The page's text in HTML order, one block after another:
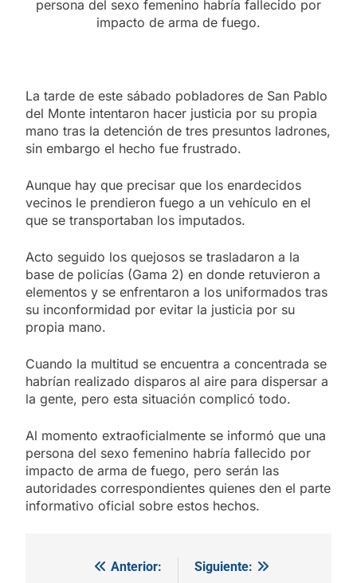
persona del sexo femenino habría fallecido por
impacto de arma de fuego.
La tarde de este sábado pobladores de San Pablo
del Monte intentaron hacer justicia por su propia
mano tras la detención de tres presuntos ladrones,
sin embargo el hecho fue frustrado.
Aunque hay que precisar que los enardecidos
vecinos le prendieron fuego a un vehículo en el
que se transportaban los imputados.
Acto seguido los quejosos se trasladaron a la
base de policías (Gama 2) en donde retuvieron a
elementos y se enfrentaron a los uniformados tras
su inconformidad por evitar la justicia por su
propia mano.
Cuando la multitud se encuentra a concentrada se
habrían realizado disparos al aire para dispersar a
la gente, pero esta situación complicó todo.
Al momento extraoficialmente se informó que una
persona del sexo femenino habría fallecido por
impacto de arma de fuego, pero serán las
autoridades correspondientes quienes den el parte
informativo oficial sobre estos hechos.
Navegación
Anterior:
Siguiente: